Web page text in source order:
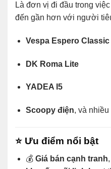
Là đơn vị đi đầu trong
đến gần hơn với người
Vespa Espero Classic
DK Roma Lite
YADEA I5
Scoopy điện, và
⭐ Ưu điểm nổi bật
💰 Giá bán cạnh tranh